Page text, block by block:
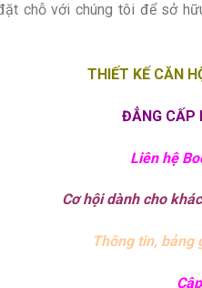
chỗ với chúng tôi để sở
THIẾT KẾ CĂN
ĐẲNG CẤP
Liên hệ
Cơ hội dành cho
Thông tin, bảng